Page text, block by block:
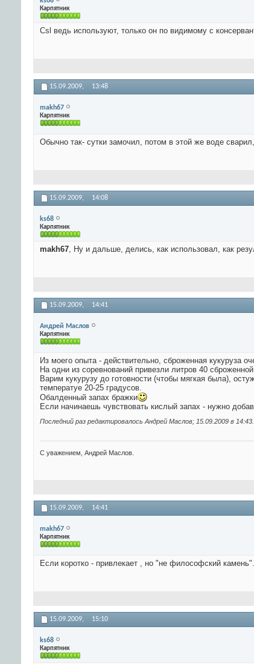
Карпятник
Csl ведь используют, только он по видимому с
15.09.2009, 13:48
makh67
Карпятник
Обычно так- сутки замочил, потом в этой же воде
15.09.2009, 14:08
ks68
Карпятник
makh67, Ну и дальше, делись, как использовал, как
15.09.2009, 14:41
Андрей Маслов
Карпятник
Из моего опыта - действительно, сброженная кукуруза
На одни из соревнований привезли литров 40
Варим кукурузу до готовности (чтобы мягкая была),
температуе 20-25 градусов.
Обалденный запах бражки
Если начинаешь чувствовать кислый запах - нужно
Последний раз редактировалось Андрей Маслов; 15.09.2009 в 14:43
С уважением, Андрей Маслов.
15.09.2009, 14:41
makh67
Карпятник
Если коротко - привлекает , но "не философский
15.09.2009, 15:10
ks68
Карпятник